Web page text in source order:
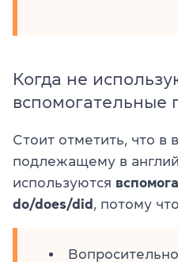
Когда не
вспомогательные
Стоит отметить, что в
подлежащему в
используются
do/does/did
, потому